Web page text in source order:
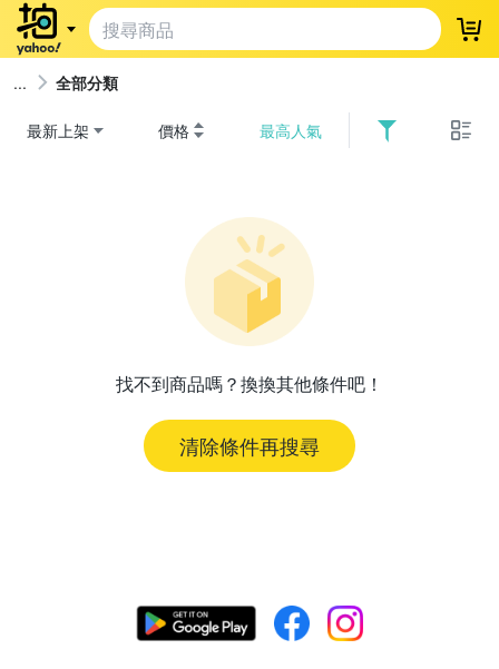
登
全部分類
最新上架 價格 最高人氣
找不到商品嗎？換換其他條件吧！
清除條件再搜尋